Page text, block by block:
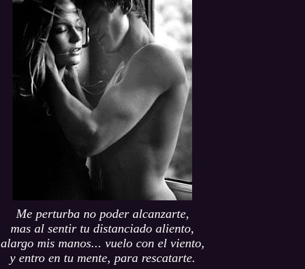
Me perturba no poder alcanzarte,
mas al sentir tu distanciado aliento,
alargo mis manos... vuelo con el viento,
y entro en tu mente, para rescatarte.